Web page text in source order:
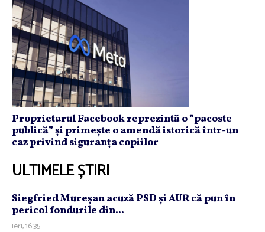
Proprietarul Facebook reprezintă o ”pacoste
publică” și primește o amendă istorică într-un
caz privind siguranța copiilor
ULTIMELE ȘTIRI
Siegfried Mureşan acuză PSD şi AUR că pun în
pericol fondurile din...
ieri, 16:35